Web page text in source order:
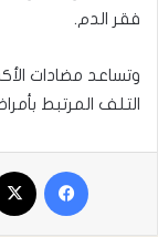
فقر الدم.
وتساعد مضادات
التلف المرتبط